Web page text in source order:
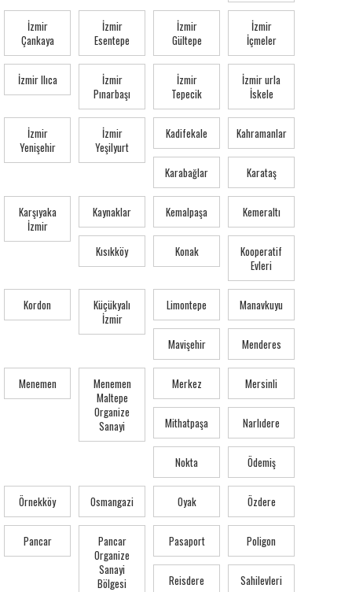
İzmir
Çankaya
İzmir
Esentepe
İzmir
Gültepe
İzmir
İçmeler
İzmir Ilıca
İzmir
Pınarbaşı
İzmir
Tepecik
İzmir urla
İskele
İzmir
Yenişehir
İzmir
Yeşilyurt
Kadifekale Kahramanlar
Karabağlar Karataş
Karşıyaka
İzmir
Kaynaklar Kemalpaşa Kemeraltı
Kısıkköy Konak
Kooperatif
Evleri
Kordon
Küçükyalı
İzmir
Limontepe Manavkuyu
Mavişehir Menderes
Menemen
Menemen
Maltepe
Organize
Sanayi
Merkez Mersinli
Mithatpaşa Narlıdere
Nokta Ödemiş
Örnekköy Osmangazi Oyak Özdere
Pancar
Pancar
Organize
Sanayi
Bölgesi
Pasaport Poligon
Reisdere Sahilevleri